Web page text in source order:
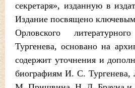
секретаря», изданную в
Издание посвящено
Орловского
Тургенева, основано на
содержит уточнения и
биографиям И. С.